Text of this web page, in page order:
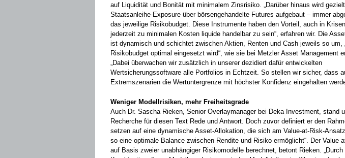
auf Liquidität und Bonität mit minimalem Zinsrisiko. „Darüber hinaus wird
Staatsanleihe-Exposure über börsengehandelte Futures aufgebaut – immer
das jeweilige Risikobudget. Diese Instrumente haben den Vorteil, auch in
jederzeit zu minimalen Kosten liquide handelbar zu sein“, erfahren wir. Die
ist dynamisch und schichtet zwischen Aktien, Renten und Cash jeweils so um,
Risikobudget optimal eingesetzt wird“, wie sie bei Metzler Asset Management
„Dabei überwachen wir zusätzlich in unserer dezidiert dafür entwickelten
Wertsicherungssoftware alle Portfolios in Echtzeit. So stellen wir sicher, dass
Extremszenarien die Wertuntergrenze mit höchster Konfidenz eingehalten
Weniger Modellrisiken, mehr Freiheitsgrade
Auch Dr. Sascha Rieken, Senior Overlaymanager bei Deka Investment, stand
Recherche für diesen Text Rede und Antwort. Doch zuvor definiert er den
setzen auf eine dynamische Asset-Allokation, die sich am Value-at-Risk-
so eine optimale Balance zwischen Rendite und Risiko ermöglicht“. Der Value
auf Basis zweier unabhängiger Risikomodelle berechnet, betont Rieken. „Durch